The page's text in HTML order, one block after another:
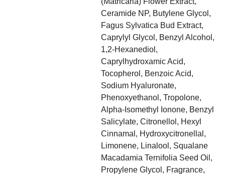
Ceramide NP, Butylene Glycol,
Fagus Sylvatica Bud Extract,
Caprylyl Glycol, Benzyl Alcohol,
1,2-Hexanediol,
Caprylhydroxamic Acid,
Tocopherol, Benzoic Acid,
Sodium Hyaluronate,
Phenoxyethanol, Tropolone,
Alpha-Isomethyl Ionone, Benzyl
Salicylate, Citronellol, Hexyl
Cinnamal, Hydroxycitronellal,
Limonene, Linalool, Squalane
Macadamia Ternifolia Seed Oil,
Propylene Glycol, Fragrance,